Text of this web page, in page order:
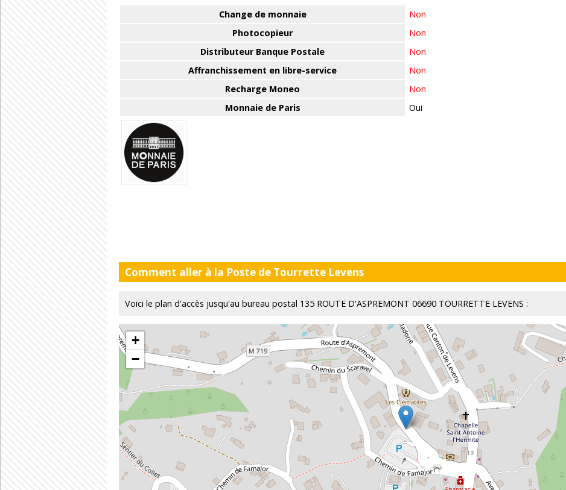
Change de monnaie
Non
Photocopieur
Non
Distributeur Banque Postale
Non
Affranchissement en libre-service
Non
Recharge Moneo
Non
Monnaie de Paris
Oui
Comment aller à la Poste de Tourrette Levens
Voici le plan d'accès jusqu'au bureau postal 135 ROUTE D'ASPREMONT 06690 TOURRETTE LEVENS :
+
−